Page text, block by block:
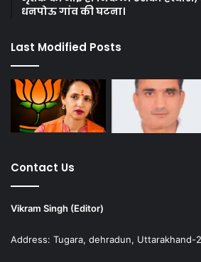
धनपोऊ गांव की घटना।
Last Modified Posts
Contact Us
Vikram Singh (Editor)
Address: Tugara, dehradun, Uttarakhand-